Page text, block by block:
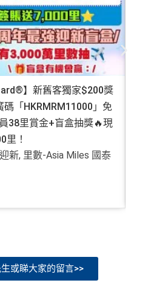
】新舊客獨家$200獎
碼「HKRMRM11000」免
38里賞金+盲盒抽獎🔥現
里！
新, 里數-Asia Miles 國泰
或睇大家的留言>>